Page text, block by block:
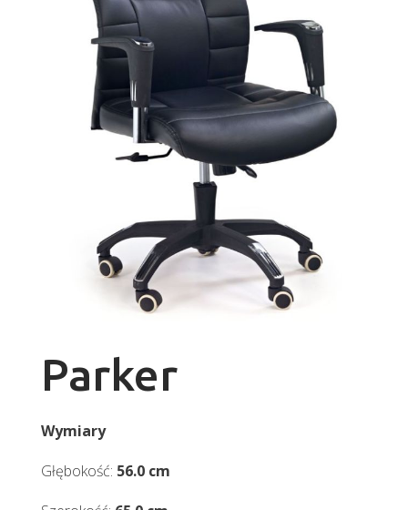
Parker
Wymiary
Głębokość: 56.0 cm